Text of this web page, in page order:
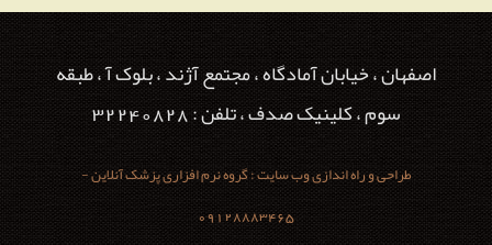
اصفهان ، خیابان آمادگاه ، مجتمع آژند ، بلوک آ ، طبقه
سوم ، کلینیک صدف ، تلفن : 32240828
طراحی و راه اندازی وب سایت : گروه نرم افزاری پزشک آنلاین -
09128883465